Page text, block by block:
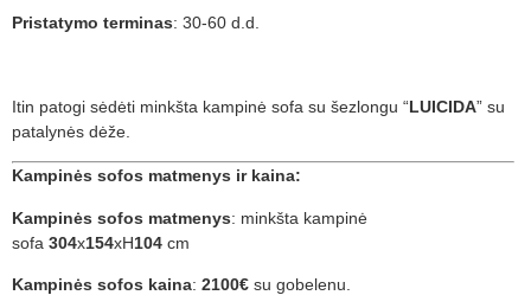
Pristatymo terminas: 30-60 d.d.
Itin patogi sėdėti minkšta kampinė sofa su šezlongu “LUICIDA” su
patalynės dėže.
Kampinės sofos matmenys ir kaina:
Kampinės sofos matmenys: minkšta kampinė
sofa 304x154xH104 cm
Kampinės sofos kaina: 2100€ su gobelenu.